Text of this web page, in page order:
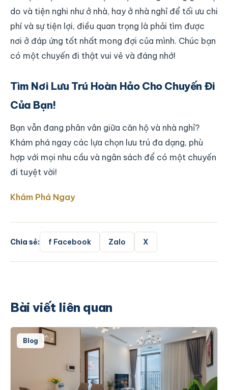
do và tiện nghi như ở nhà, hay ở nhà nghỉ để tối ưu chi
phí và sự tiện lợi, điều quan trọng là phải tìm được
nơi ở đáp ứng tốt nhất mong đợi của mình. Chúc bạn
có một chuyến đi thật vui vẻ và đáng nhớ!
Tìm Nơi Lưu Trú Hoàn Hảo Cho Chuyến Đi
Của Bạn!
Bạn vẫn đang phân vân giữa căn hộ và nhà nghỉ?
Khám phá ngay các lựa chọn lưu trú đa dạng, phù
hợp với mọi nhu cầu và ngân sách để có một chuyến
đi tuyệt vời!
Khám Phá Ngay
Chia sẻ: f Facebook Zalo X
Bài viết liên quan
Blog